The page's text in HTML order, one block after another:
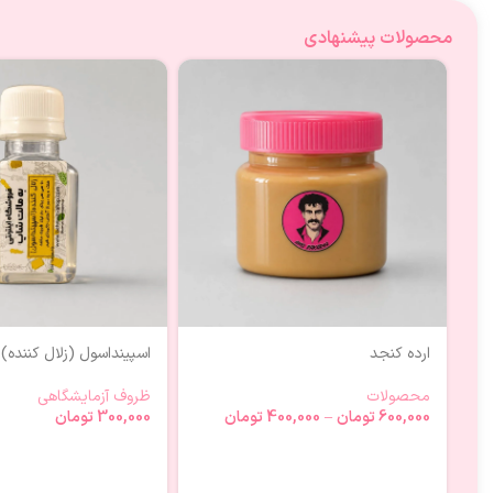
محصولات پیشنهادی
ارده کنجد
محصولات
600,000تومان–
400,000 تومان
اسپینداسول (زلال کننده)
ظروف آزمایشگاهی
300,000 تومان